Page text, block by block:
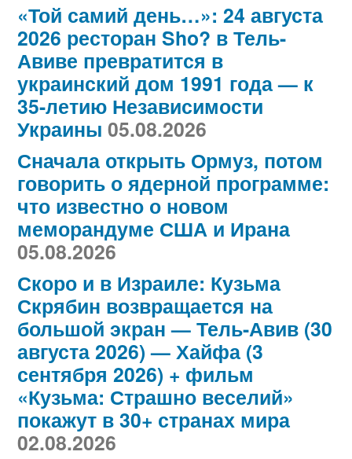
«Той самий день…»: 24 августа
2026 ресторан Sho? в Тель-
Авиве превратится в
украинский дом 1991 года — к
35-летию Независимости
Украины 05.08.2026
Сначала открыть Ормуз, потом
говорить о ядерной программе:
что известно о новом
меморандуме США и Ирана
05.08.2026
Скоро и в Израиле: Кузьма
Скрябин возвращается на
большой экран — Тель-Авив (30
августа 2026) — Хайфа (3
сентября 2026) + фильм
«Кузьма: Страшно веселий»
покажут в 30+ странах мира
02.08.2026